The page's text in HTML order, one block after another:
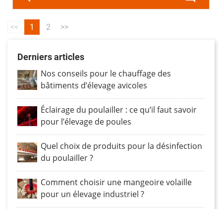
<< 1 2 >>
Derniers articles
Nos conseils pour le chauffage des
bâtiments d’élevage avicoles
Éclairage du poulailler : ce qu’il faut savoir
pour l’élevage de poules
Quel choix de produits pour la désinfection
du poulailler ?
Comment choisir une mangeoire volaille
pour un élevage industriel ?